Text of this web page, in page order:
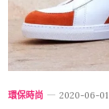
環保時尚 2020-06-01